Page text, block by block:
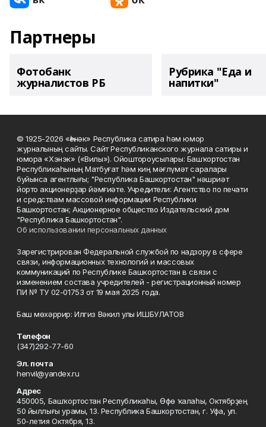
Партнеры
Фотобанк
журналистов РБ
Рубрика "Еда и
напитки"
© 1925-2026 «Һәнәк» Республика сатира һәм юмор
журналының сайты. Сайт Республиканского журнала сатиры и
юмора «Хэнэк» («Вилы»). Ойоштороусылары: Башҡортостан
Республикаһының Матбуғат һәм киң мәғлүмәт саралары
буйынса агентлығы; "Республика Башкортостан" нәшриәт
йорто акционерҙар йәмғиәте. Учредители: Агентство по печати
и средствам массовой информации Республики
Башкортостан; Акционерное общество Издательский дом
"Республика Башкортостан".
Об использовании персональных данных
Зарегистрирован Федеральной службой по надзору в сфере
связи, информационных технологий и массовых
коммуникаций по Республике Башкортостан в связи с
изменением состава учредителей - регистрационный номер
ПИ № ТУ 02-01753 от 19 мая 2025 года.
Баш мөхәррир: Илгиз Вәкил улы ИШБУЛАТОВ
Телефон
(347)292-77-60
Эл. почта
henvil@yandex.ru
Адрес
450005, Башҡортостан Республикаһы, Өфө ҡалаһы, Октябрҙең
50 йыллығы урамы, 13. Республика Башкортостан, г. Уфа, ул.
50-летия Октября, 13.